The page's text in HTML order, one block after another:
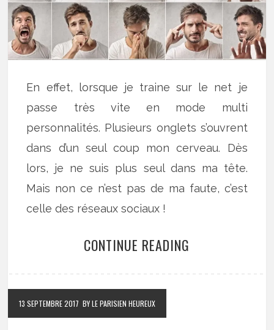
En effet, lorsque je traine sur le net je
passe très vite en mode multi
personnalités. Plusieurs onglets s’ouvrent
dans d’un seul coup mon cerveau. Dès
lors, je ne suis plus seul dans ma tête.
Mais non ce n’est pas de ma faute, c’est
celle des réseaux sociaux !
CONTINUE READING
13 SEPTEMBRE 2017 BY LE PARISIEN HEUREUX